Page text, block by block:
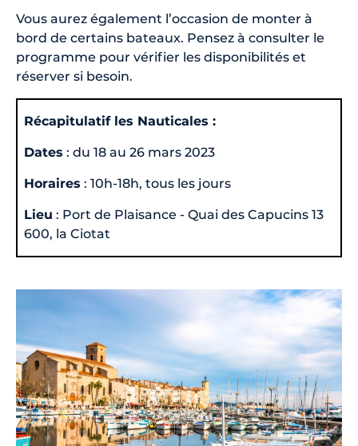
Vous aurez également l’occasion de monter à
bord de certains bateaux. Pensez à consulter le
programme pour vérifier les disponibilités et
réserver si besoin.
Récapitulatif les Nauticales :
Dates : du 18 au 26 mars 2023
Horaires : 10h-18h, tous les jours
Lieu : Port de Plaisance - Quai des Capucins 13
600, la Ciotat